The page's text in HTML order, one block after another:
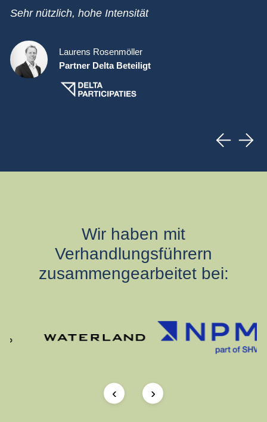
Sehr nützlich, hohe Intensität
Laurens Rosenmöller
Partner Delta Beteiligt
Wir haben mit
Verhandlungsführern
zusammengearbeitet bei:
‹ ›